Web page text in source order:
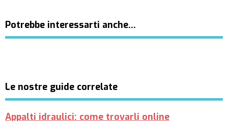
Potrebbe interessarti anche…
Le nostre guide correlate
Appalti idraulici: come trovarli online